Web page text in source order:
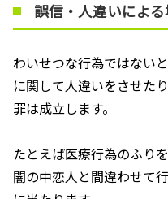
誤信・人違いによ
わいせつな行為ではない
に関して人違いをさせた
罪は成立します。
たとえば医療行為のふり
闇の中恋人と間違わせて